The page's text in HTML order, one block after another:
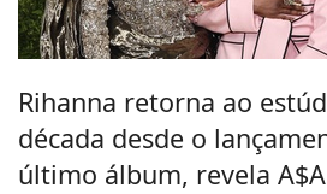
Rihanna retorna ao
década desde o
último álbum, revela